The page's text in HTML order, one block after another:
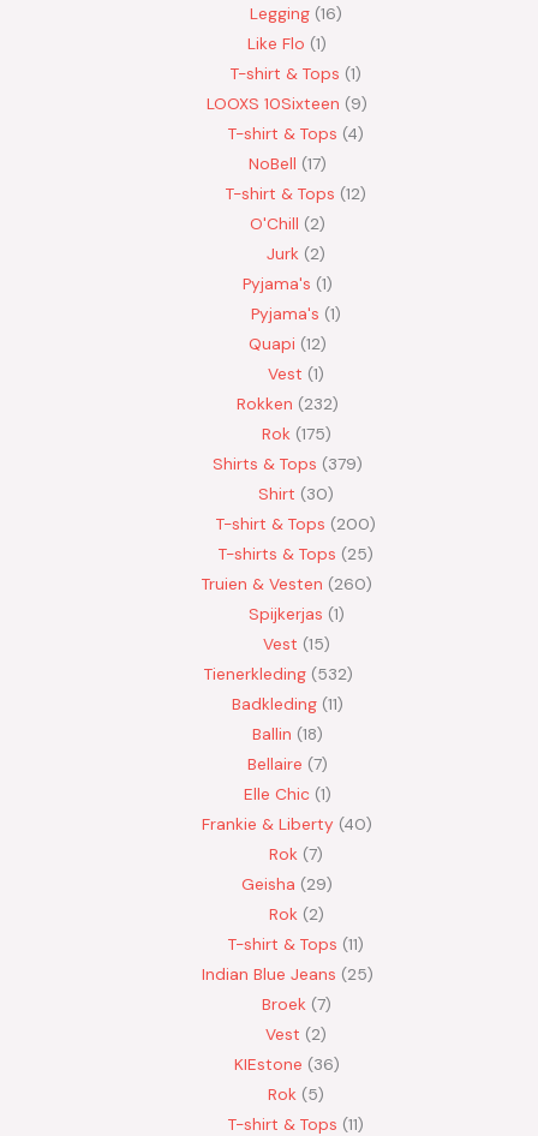
Legging 16
Like Flo 1
T-shirt & Tops 1
LOOXS 10Sixteen
9
T-shirt & Tops 4
NoBell 17
T-shirt & Tops 12
O'Chill 2
Jurk
2
Pyjama's 1
Pyjama's 1
Quapi 12
Vest 1
Rokken 232
Rok 175
Shirts & Tops 379
Shirt
30
T-shirt & Tops
200
T-shirts & Tops
25
Truien & Vesten
260
Spijkerjas 1
Vest 15
Tienerkleding 532
Badkleding 11
Ballin 18
Bellaire 7
Elle Chic 1
Frankie & Liberty 40
Rok 7
Geisha
29
Rok 2
T-shirt & Tops 11
Indian Blue Jeans 25
Broek 7
Vest
2
KIEstone
36
Rok
5
T-shirt & Tops 11